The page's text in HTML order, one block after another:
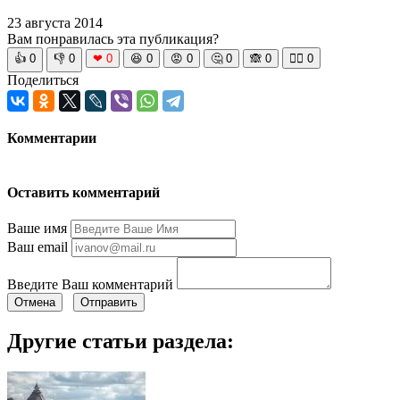
23 августа 2014
Вам понравилась эта публикация?
👍 0 👎 0 ❤ 0 😆 0 😡 0 🤔 0 🙈 0 🧘‍♀️ 0
Поделиться
Комментарии
Оставить комментарий
Ваше имя
Ваш email
Введите Ваш комментарий
Отмена Отправить
Другие статьи раздела: